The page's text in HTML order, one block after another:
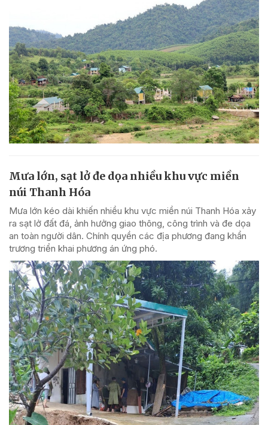
Mưa lớn, sạt lở đe dọa nhiều khu vực miền
núi Thanh Hóa
Mưa lớn kéo dài khiến nhiều khu vực miền núi Thanh Hóa xảy
ra sạt lở đất đá, ảnh hưởng giao thông, công trình và đe dọa
an toàn người dân. Chính quyền các địa phương đang khẩn
trương triển khai phương án ứng phó.